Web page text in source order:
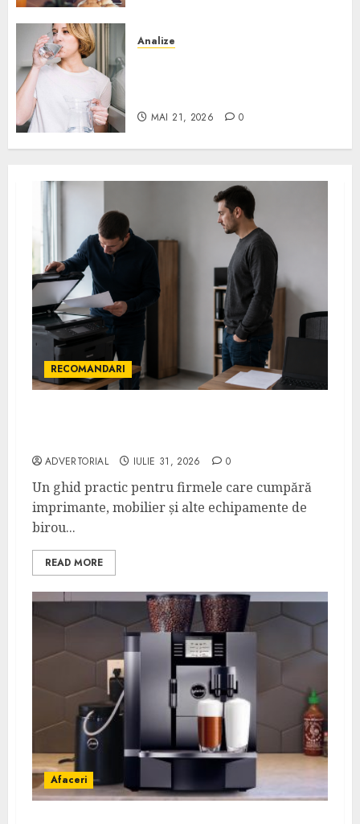
6
MAI 21, 2026
7
advertorial
Căștile wireless vs. cele cu fir: ce
alegi când vrei confort și sunet de
calitate
MAI 6, 2026 0
Analize
MAI 21, 2026 0
RECOMANDARI
ADVERTORIAL IULIE 31, 2026 0
Un ghid practic pentru firmele care cumpără
imprimante, mobilier și alte echipamente de
birou...
READ MORE
Afaceri